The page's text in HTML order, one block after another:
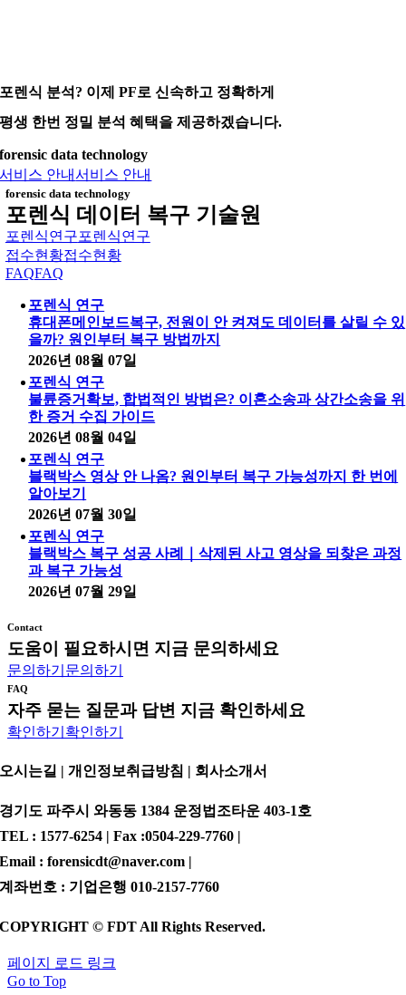
포렌식 분석? 이제 PF로 신속하고 정확하게
평생 한번 정밀 분석 혜택을 제공하겠습니다.
forensic data technology
서비스 안내서비스 안내
forensic data technology
포렌식 데이터 복구 기술원
포렌식연구포렌식연구
접수현황접수현황
FAQFAQ
포렌식 연구
휴대폰메인보드복구, 전원이 안 켜져도 데이터를 살릴 수 있
을까? 원인부터 복구 방법까지
2026년 08월 07일
포렌식 연구
불륜증거확보, 합법적인 방법은? 이혼소송과 상간소송을 위
한 증거 수집 가이드
2026년 08월 04일
포렌식 연구
블랙박스 영상 안 나옴? 원인부터 복구 가능성까지 한 번에
알아보기
2026년 07월 30일
포렌식 연구
블랙박스 복구 성공 사례｜삭제된 사고 영상을 되찾은 과정
과 복구 가능성
2026년 07월 29일
Contact
도움이 필요하시면 지금 문의하세요
문의하기 문의하기
FAQ
자주 묻는 질문과 답변 지금 확인하세요
확인하기 확인하기
오시는길 | 개인정보취급방침 | 회사소개서
경기도 파주시 와동동 1384 운정법조타운 403-1호
TEL : 1577-6254 | Fax :0504-229-7760 |
Email : forensicdt@naver.com |
계좌번호 : 기업은행 010-2157-7760
COPYRIGHT © FDT All Rights Reserved.
페이지 로드 링크
Go to Top